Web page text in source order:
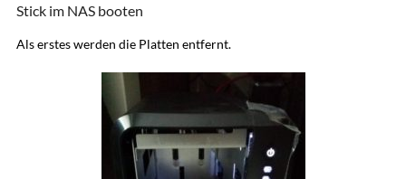
Stick im NAS booten
Als erstes werden die Platten entfernt.